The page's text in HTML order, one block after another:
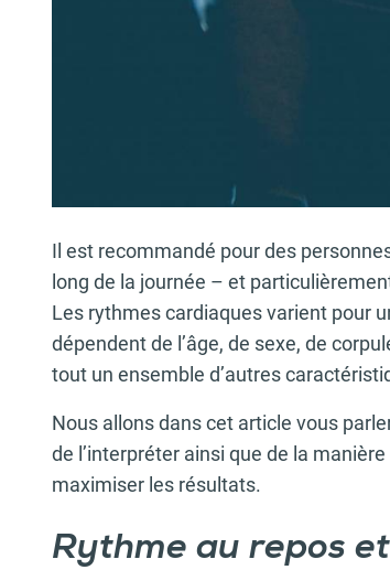
Il est recommandé pour des
long de la journée – et
Les rythmes cardiaques varient pour
dépendent de l’âge, de sexe, de
tout un ensemble d’autres
Nous allons dans cet article vous
de l’interpréter ainsi que de la
maximiser les résultats.
Rythme au repos